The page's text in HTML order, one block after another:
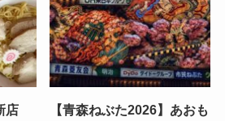
店
【青森ねぶた2026】あおも